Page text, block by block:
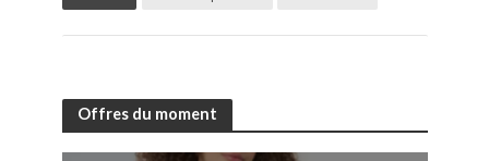
Offres du moment